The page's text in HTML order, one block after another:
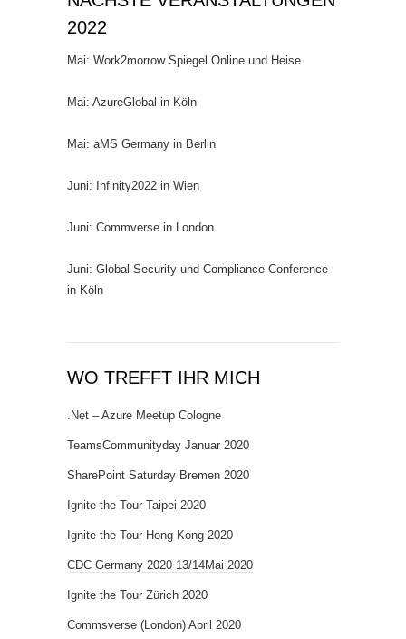
2022
Mai: Work2morrow Spiegel Online und Heise
Mai: AzureGlobal in Köln
Mai: aMS Germany in Berlin
Juni: Infinity2022 in Wien
Juni: Commverse in London
Juni: Global Security und Compliance Conference
in Köln
WO TREFFT IHR MICH
.Net – Azure Meetup Cologne
TeamsCommunityday Januar 2020
SharePoint Saturday Bremen 2020
Ignite the Tour Taipei 2020
Ignite the Tour Hong Kong 2020
CDC Germany 2020 13/14Mai 2020
Ignite the Tour Zürich 2020
Commsverse (London) April 2020